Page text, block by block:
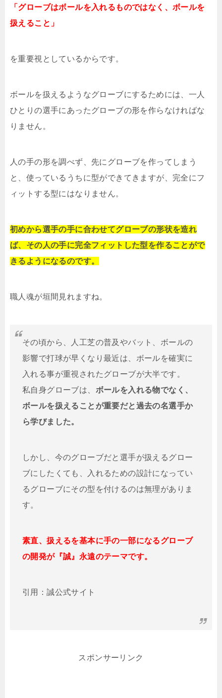
「グローブはボールを入れるものではなく、ボールを
扱えること」
を重要視としているからです。
ボールを扱えるようなグローブにするためには、一人
ひとりの選手にあったグローブの形を作らなければな
りません。
人の手の形を調べず、先にグローブを作ってしまう
と、使っているうちに型ができてきますが、完全にフ
ィットする型にはなりません。
初めから選手の手に合わせてグローブの形状を造れ
ば、その人の手に完全フィットした型を作ることがで
きるようになるのです。
職人魂が垣間見れますね。
その頃から、人工芝の普及やバット、ボールの
影響で打球が早くなり最近は、ボールを確実に
入れる事が重視されたグローブが大半です。
私自身グローブは、 ボールを入れる物でなく、
ボールを扱えることが重要だと過去の名選手か
ら学びました。
しかし、今のグローブだと選手が扱えるグロー
ブにしたくても、入れるための設計になってい
るグローブにその型を付けるのは無理がありま
す。
素直、扱えるを基本に手の一部になるグローブ
の開発が『誠』永遠のテーマです。
引用：誠公式サイト
スポンサーリンク